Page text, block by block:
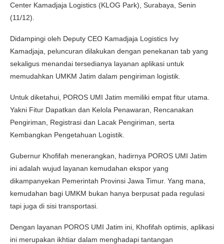
Center Kamadjaja Logistics (KLOG Park), Surabaya, Senin
(11/12).
Didampingi oleh Deputy CEO Kamadjaja Logistics Ivy
Kamadjaja, peluncuran dilakukan dengan penekanan tab yang
sekaligus menandai tersedianya layanan aplikasi untuk
memudahkan UMKM Jatim dalam pengiriman logistik.
Untuk diketahui, POROS UMI Jatim memiliki empat fitur utama.
Yakni Fitur Dapatkan dan Kelola Penawaran, Rencanakan
Pengiriman, Registrasi dan Lacak Pengiriman, serta
Kembangkan Pengetahuan Logistik.
Gubernur Khofifah menerangkan, hadirnya POROS UMI Jatim
ini adalah wujud layanan kemudahan ekspor yang
dikampanyekan Pemerintah Provinsi Jawa Timur. Yang mana,
kemudahan bagi UMKM bukan hanya berpusat pada regulasi
tapi juga di sisi transportasi.
Dengan layanan POROS UMI Jatim ini, Khofifah optimis, aplikasi
ini merupakan ikhtiar dalam menghadapi tantangan